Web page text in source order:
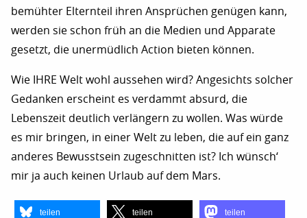
bemühter Elternteil ihren Ansprüchen genügen kann,
werden sie schon früh an die Medien und Apparate
gesetzt, die unermüdlich Action bieten können.
Wie IHRE Welt wohl aussehen wird? Angesichts solcher
Gedanken erscheint es verdammt absurd, die
Lebenszeit deutlich verlängern zu wollen. Was würde
es mir bringen, in einer Welt zu leben, die auf ein ganz
anderes Bewusstsein zugeschnitten ist? Ich wünsch‘
mir ja auch keinen Urlaub auf dem Mars.
teilen teilen teilen